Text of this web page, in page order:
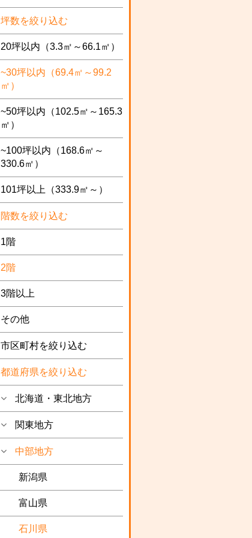
坪数を絞り込む
20坪以内（3.3㎡～66.1㎡）
~30坪以内（69.4㎡～99.2
㎡）
~50坪以内（102.5㎡～165.3
㎡）
~100坪以内（168.6㎡～
330.6㎡）
101坪以上（333.9㎡～）
階数を絞り込む
1階
2階
3階以上
その他
市区町村を絞り込む
都道府県を絞り込む
北海道・東北地方
関東地方
中部地方
新潟県
富山県
石川県